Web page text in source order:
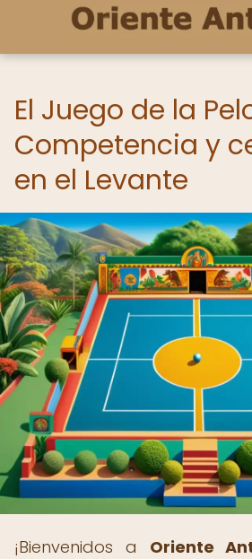
El Juego de la
Competencia y
en el Levante
¡Bienvenidos a Oriente